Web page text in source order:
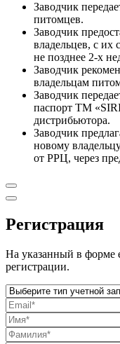
Заводчик
питомцев.
Заводчик
владельцев, с их
не позднее 2-х
Заводчик
владельцам
Заводчик
паспорт ТМ
дистрибьютора.
Заводчик
новому
от РРЦ, через
Регистрация
На указанный в форме
регистрации.